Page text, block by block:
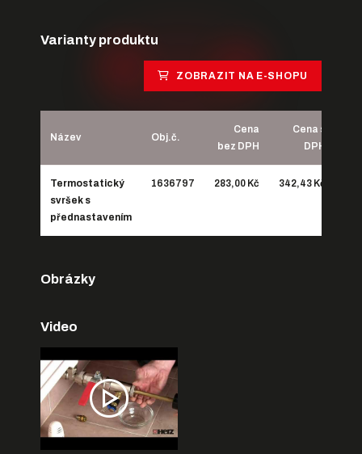
Obrázky
Video
Varianty produktu
ZOBRAZIT NA E-SHOPU
Název Obj.č.
Cena
bez DPH
Cena s
DPH
Termostatický
svršek s
přednastavením
1636797 283,00 Kč 342,43 Kč